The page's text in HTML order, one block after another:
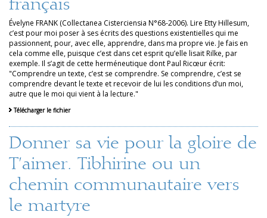
français
Évelyne FRANK (Collectanea Cisterciensia N°68-2006). Lire Etty Hillesum,
c’est pour moi poser à ses écrits des questions existentielles qui me
passionnent, pour, avec elle, apprendre, dans ma propre vie. Je fais en
cela comme elle, puisque c’est dans cet esprit qu’elle lisait Rilke, par
exemple. Il s’agit de cette herméneutique dont Paul Ricœur écrit:
"Comprendre un texte, c’est se comprendre. Se comprendre, c’est se
comprendre devant le texte et recevoir de lui les conditions d’un moi,
autre que le moi qui vient à la lecture."
Télécharger le fichier
Donner sa vie pour la gloire de
T’aimer. Tibhirine ou un
chemin communautaire vers
le martyre